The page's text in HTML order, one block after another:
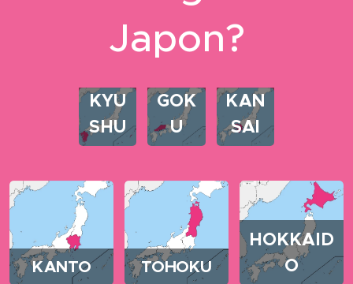
Japon?
KYU
SHU
GOK
U
KAN
SAI
KANTO TOHOKU
HOKKAID
O